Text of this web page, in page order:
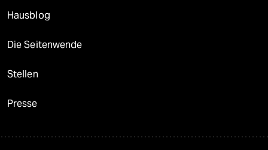
Hausblog
Die Seitenwende
Stellen
Presse